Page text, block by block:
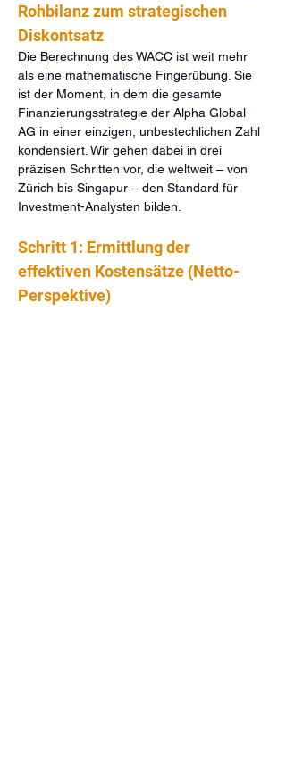
Rohbilanz zum strategischen
Diskontsatz
Die Berechnung des WACC ist weit mehr
als eine mathematische Fingerübung. Sie
ist der Moment, in dem die gesamte
Finanzierungsstrategie der Alpha Global
AG in einer einzigen, unbestechlichen Zahl
kondensiert. Wir gehen dabei in drei
präzisen Schritten vor, die weltweit – von
Zürich bis Singapur – den Standard für
Investment-Analysten bilden.
Schritt 1: Ermittlung der
effektiven Kostensätze (Netto-
Perspektive)